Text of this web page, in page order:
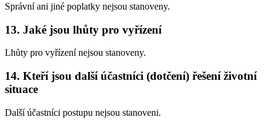
Správní ani jiné poplatky nejsou stanoveny.
13. Jaké jsou lhůty pro vyřízení
Lhůty pro vyřízení nejsou stanoveny.
14. Kteří jsou další účastníci (dotčení) řešení životní
situace
Další účastníci postupu nejsou stanoveni.